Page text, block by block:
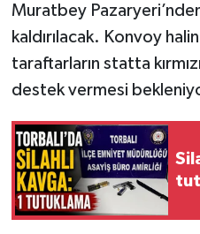
Muratbey
kaldırılacak. Konvoy
taraftarların statta
destek vermesi